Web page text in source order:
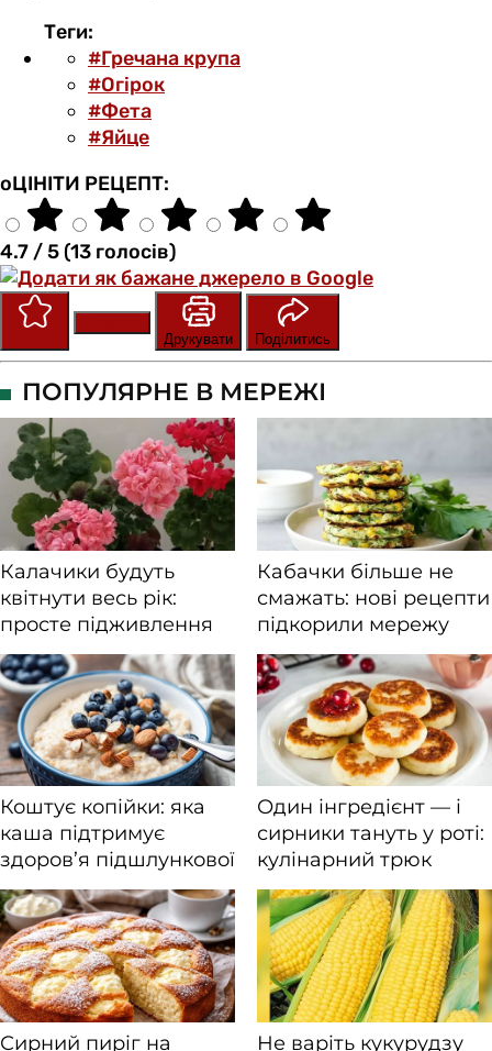
Теги:
#Гречана крупа
#Огірок
#Фета
#Яйце
оЦІНІТИ РЕЦЕПТ:
4.7 / 5 (13 голосів)
Друкувати
Поділитись